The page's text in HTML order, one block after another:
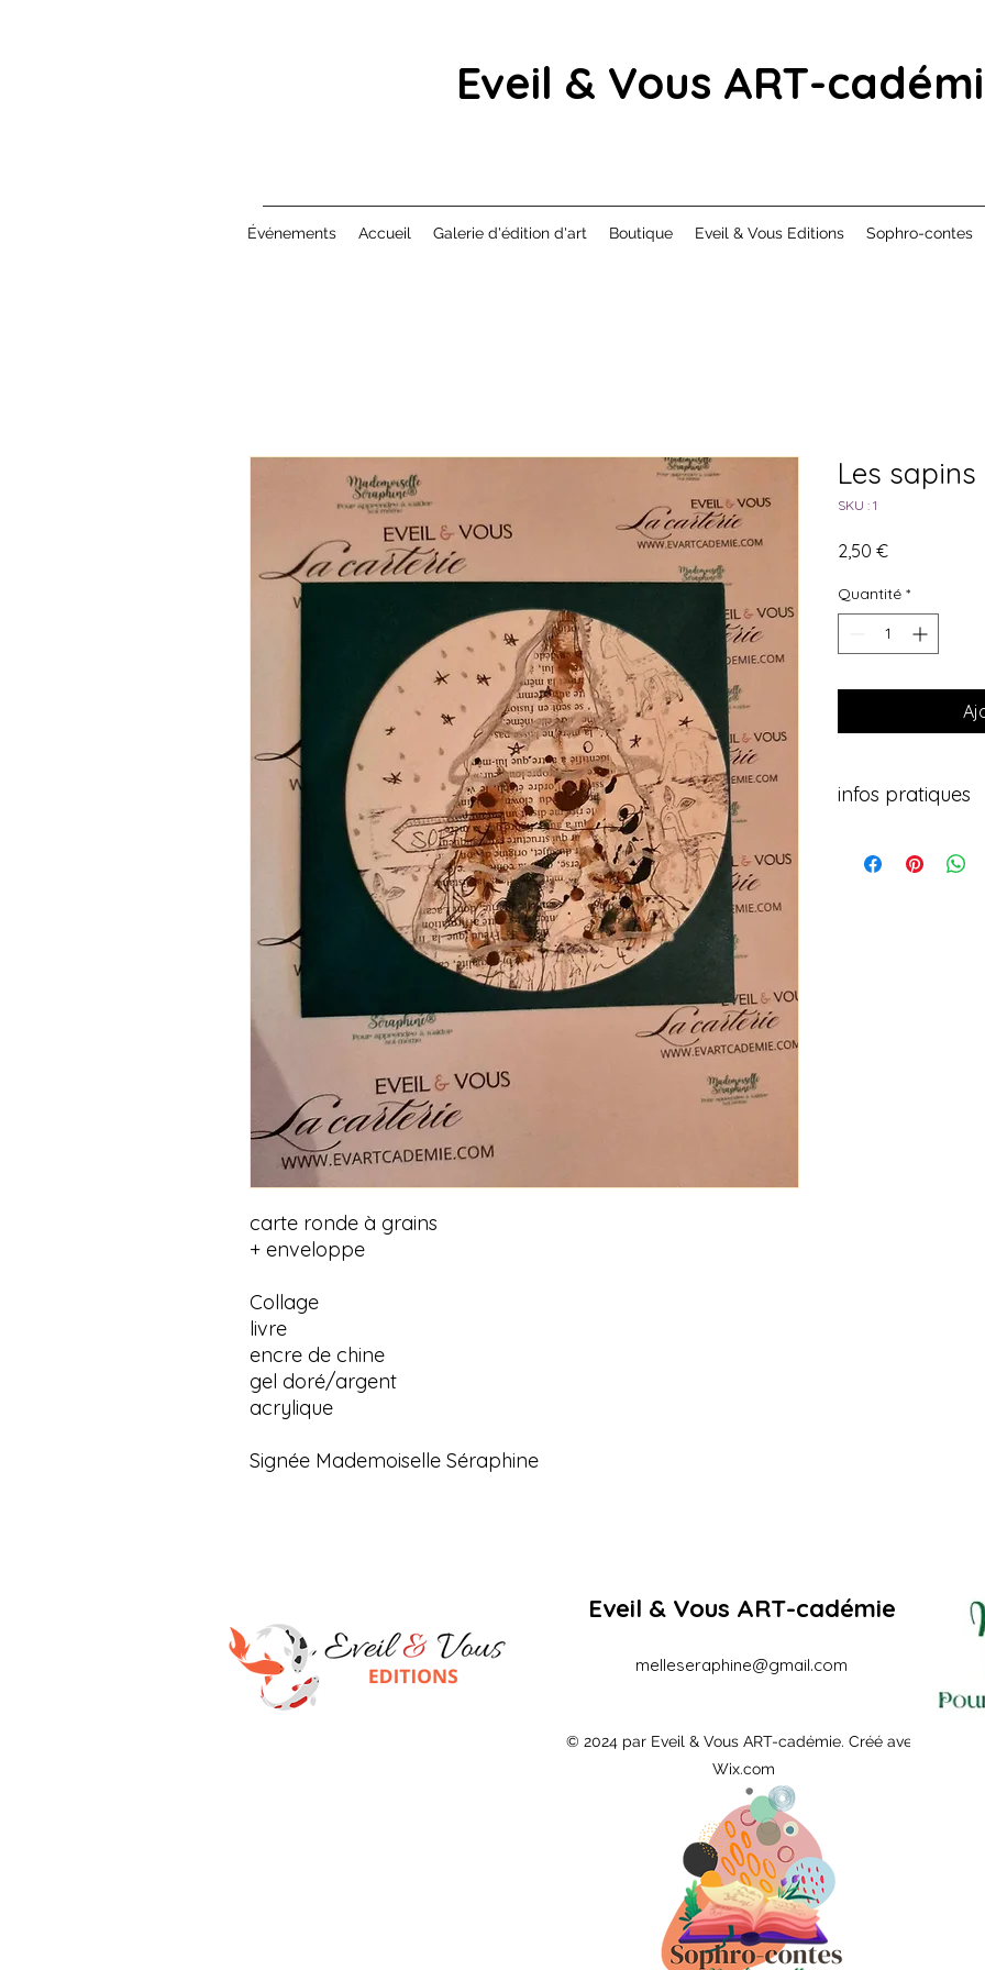
Eveil & Vous ART-
Événements Accueil Galerie d'édition d'art Boutique Eveil & Vous Editions Sophro-contes
carte ronde à grains
+ enveloppe
Collage
livre
encre de chine
gel doré/argent
acrylique
Signée Mademoiselle Séraphine
Les sapins
SKU : 1
2,50 €Prix
Quantité *
infos pratiques
avec "les sapins"
Eveil & Vous ART-cadémie
melleseraphine@gmail.com
© 2024 par Eveil & Vous ART-cadémie. Créé avec
Wix.com